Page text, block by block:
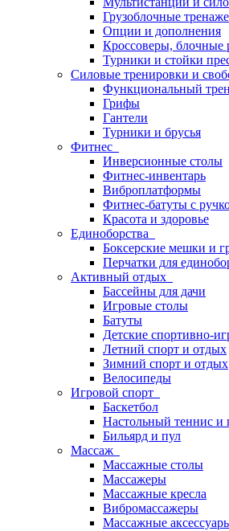
Грузоблочные
Опции и дополнения
Кроссоверы,
Турники и стойки
Силовые тренировки и
Функциональный
Грифы
Гантели
Турники и брусья
Фитнес
Инверсионные столы
Фитнес-инвентарь
Виброплатформы
Фитнес-батуты с
Красота и здоровье
Единоборства
Боксерские мешки и
Перчатки для
Активный отдых
Бассейны для дачи
Игровые столы
Батуты
Детские спортивно-
Летний спорт и отдых
Зимний спорт и отдых
Велосипеды
Игровой спорт
Баскетбол
Настольный теннис и
Бильярд и пул
Массаж
Массажные столы
Массажеры
Массажные кресла
Вибромассажеры
Массажные